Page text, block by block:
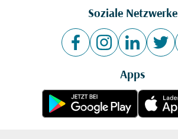
Soziale Netzwerke
Apps